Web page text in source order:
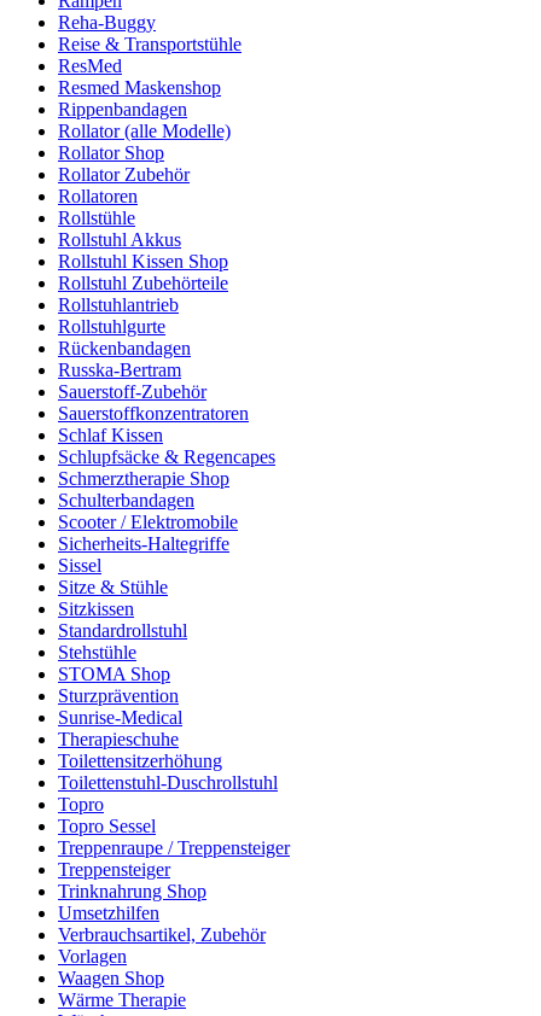
Reha-Buggy
Reise & Transportstühle
ResMed
Resmed Maskenshop
Rippenbandagen
Rollator (alle Modelle)
Rollator Shop
Rollator Zubehör
Rollatoren
Rollstühle
Rollstuhl Akkus
Rollstuhl Kissen Shop
Rollstuhl Zubehörteile
Rollstuhlantrieb
Rollstuhlgurte
Rückenbandagen
Russka-Bertram
Sauerstoff-Zubehör
Sauerstoffkonzentratoren
Schlaf Kissen
Schlupfsäcke & Regencapes
Schmerztherapie Shop
Schulterbandagen
Scooter / Elektromobile
Sicherheits-Haltegriffe
Sissel
Sitze & Stühle
Sitzkissen
Standardrollstuhl
Stehstühle
STOMA Shop
Sturzprävention
Sunrise-Medical
Therapieschuhe
Toilettensitzerhöhung
Toilettenstuhl-Duschrollstuhl
Topro
Topro Sessel
Treppenraupe / Treppensteiger
Treppensteiger
Trinknahrung Shop
Umsetzhilfen
Verbrauchsartikel, Zubehör
Vorlagen
Waagen Shop
Wärme Therapie